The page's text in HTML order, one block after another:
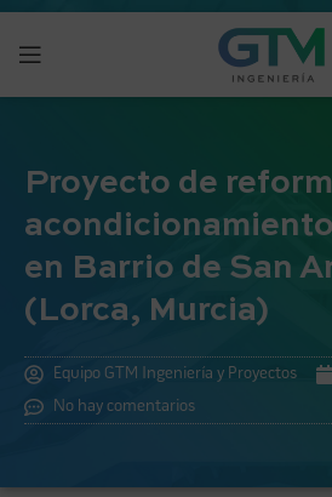
Proyecto de
en Barrio de San
(Lorca, Murcia)
Equipo GTM Ingeniería y Proyectos
No hay comentarios